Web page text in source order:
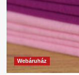
Webáruház